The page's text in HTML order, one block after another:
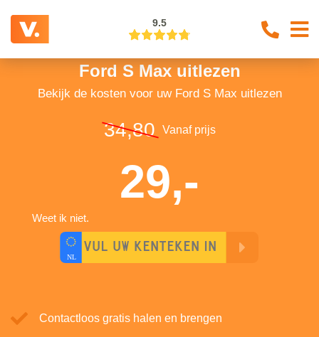
9.5
Ford S Max uitlezen
Bekijk de kosten voor uw Ford S Max uitlezen
34,80 Vanaf prijs
29,-
Weet ik niet.
Contactloos gratis halen en brengen